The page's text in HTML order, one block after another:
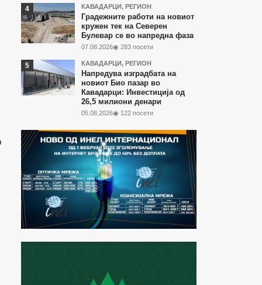
КАВАДАРЦИ, РЕГИОН
Градежните работи на новиот
кружен тек на Северен
Булевар се во напредна фаза
07.08.2026◉ 283 посети
КАВАДАРЦИ, РЕГИОН
Напредува изградбата на
новиот Био пазар во
Кавадарци: Инвестиција од
26,5 милиони денари
05.08.2026◉ 122 посети